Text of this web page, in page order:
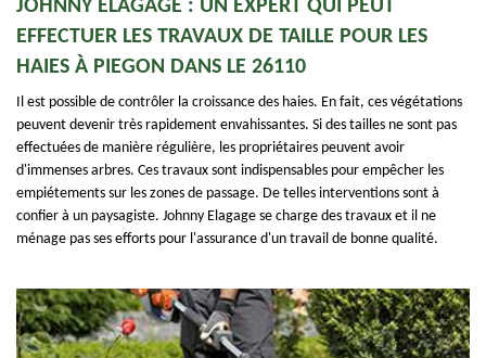
JOHNNY ELAGAGE : UN EXPERT QUI PEUT
EFFECTUER LES TRAVAUX DE TAILLE POUR LES
HAIES À PIEGON DANS LE 26110
Il est possible de contrôler la croissance des haies. En fait, ces végétations
peuvent devenir très rapidement envahissantes. Si des tailles ne sont pas
effectuées de manière régulière, les propriétaires peuvent avoir
d'immenses arbres. Ces travaux sont indispensables pour empêcher les
empiétements sur les zones de passage. De telles interventions sont à
confier à un paysagiste. Johnny Elagage se charge des travaux et il ne
ménage pas ses efforts pour l'assurance d'un travail de bonne qualité.